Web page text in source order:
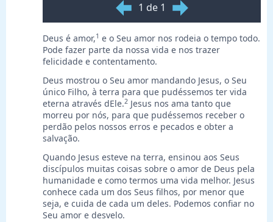
1 de 1
Deus é amor,1 e o Seu amor nos rodeia o tempo todo.
Pode fazer parte da nossa vida e nos trazer
felicidade e contentamento.
Deus mostrou o Seu amor mandando Jesus, o Seu
único Filho, à terra para que pudéssemos ter vida
eterna através dEle.2 Jesus nos ama tanto que
morreu por nós, para que pudéssemos receber o
perdão pelos nossos erros e pecados e obter a
salvação.
Quando Jesus esteve na terra, ensinou aos Seus
discípulos muitas coisas sobre o amor de Deus pela
humanidade e como termos uma vida melhor. Jesus
conhece cada um dos Seus filhos, por menor que
seja, e cuida de cada um deles. Podemos confiar no
Seu amor e desvelo.